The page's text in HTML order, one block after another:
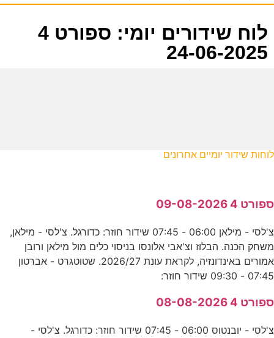
לוח שידורים יומי: ספורט 4
24-06-2025
לוחות שידור יומיים אחרונים
ספורט 4 09-08-2026
צ'לסי - מילאן 06:00 - 07:45 שידור חוזר: כדורגל. צ'לסי - מילאן,
משחק הכנה. הבלוז וצ'אבי אלונסו בניסוי כלים מול מילאן ורובן
אמורים באינדונזיה, לקראת עונת 2026/27. שטוטגרט - אברטון
07:45 - 09:30 שידור חוזר:
ספורט 4 08-08-2026
צ'לסי - יובנטוס 06:00 - 07:45 שידור חוזר: כדורגל. צ'לסי -